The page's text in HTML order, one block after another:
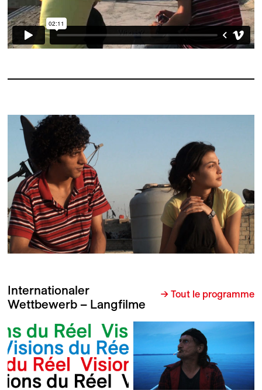
Internationaler
Wettbewerb – Langfilme
→ Tout le programme